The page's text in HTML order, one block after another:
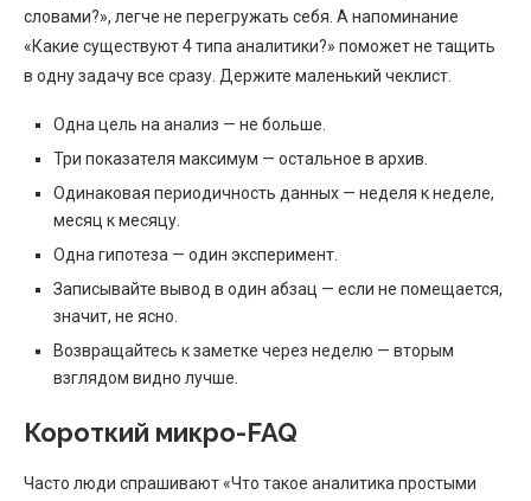
словами?», легче не перегружать себя. А напоминание
«Какие существуют 4 типа аналитики?» поможет не тащить
в одну задачу все сразу. Держите маленький чеклист.
Одна цель на анализ — не больше.
Три показателя максимум — остальное в архив.
Одинаковая периодичность данных — неделя к неделе,
месяц к месяцу.
Одна гипотеза — один эксперимент.
Записывайте вывод в один абзац — если не помещается,
значит, не ясно.
Возвращайтесь к заметке через неделю — вторым
взглядом видно лучше.
Короткий микро-FAQ
Часто люди спрашивают «Что такое аналитика простыми